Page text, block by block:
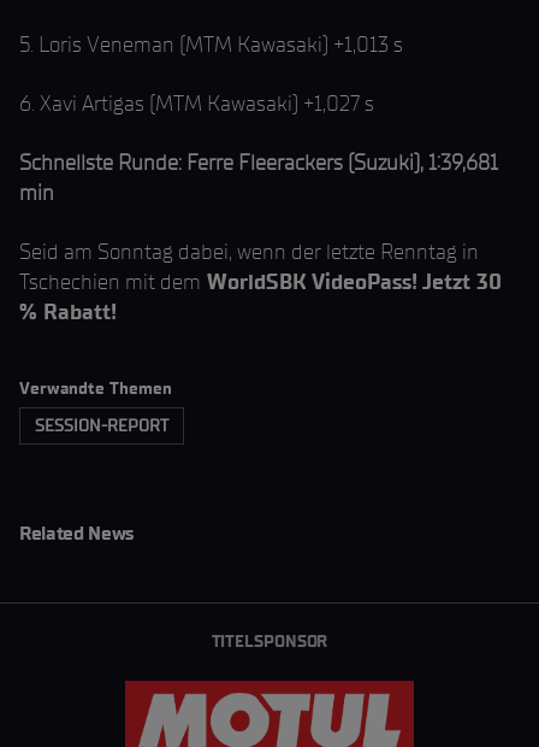
5. Loris Veneman (MTM Kawasaki) +1,013 s
6. Xavi Artigas (MTM Kawasaki) +1,027 s
Schnellste Runde: Ferre Fleerackers (Suzuki), 1:39,681
min
Seid am Sonntag dabei, wenn der letzte Renntag in
Tschechien mit dem WorldSBK VideoPass! Jetzt 30
% Rabatt!
Verwandte Themen
SESSION-REPORT
Related News
TITELSPONSOR